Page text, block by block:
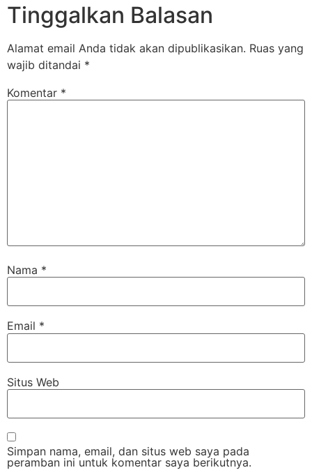
Tinggalkan Balasan
Alamat email Anda tidak akan dipublikasikan. Ruas yang
wajib ditandai *
Komentar *
Nama *
Email *
Situs Web
Simpan nama, email, dan situs web saya pada
peramban ini untuk komentar saya berikutnya.